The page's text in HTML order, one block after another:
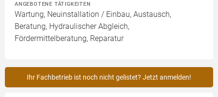
ANGEBOTENE TÄTIGKEITEN
Wartung, Neuinstallation / Einbau, Austausch,
Beratung, Hydraulischer Abgleich,
Fördermittelberatung, Reparatur
Ihr Fachbetrieb ist noch nicht gelistet? Jetzt anmelden!